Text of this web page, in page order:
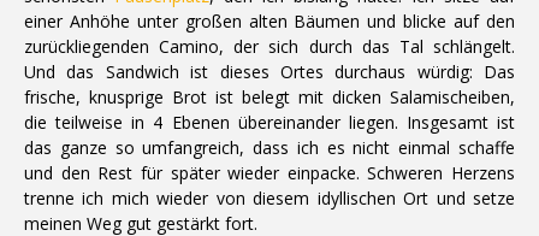
einer Anhöhe unter großen alten Bäumen und blicke auf den
zurückliegenden Camino, der sich durch das Tal schlängelt.
Und das Sandwich ist dieses Ortes durchaus würdig: Das
frische, knusprige Brot ist belegt mit dicken Salamischeiben,
die teilweise in 4 Ebenen übereinander liegen. Insgesamt ist
das ganze so umfangreich, dass ich es nicht einmal schaffe
und den Rest für später wieder einpacke. Schweren Herzens
trenne ich mich wieder von diesem idyllischen Ort und setze
meinen Weg gut gestärkt fort.